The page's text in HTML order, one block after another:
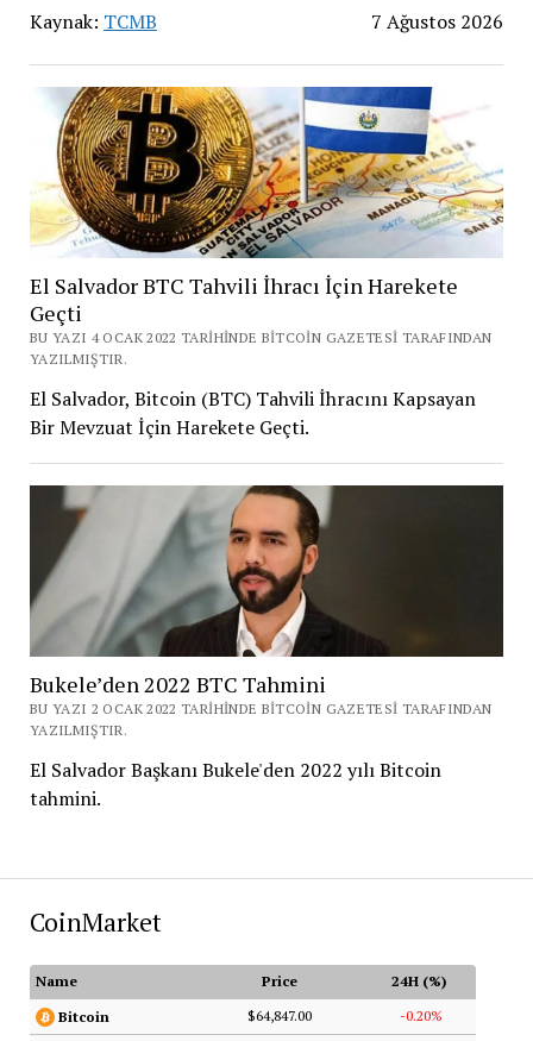
CoinMarket
Name Price
24H (%)
Bitcoin
$64,847.00 -0.20%
Kaynak: TCMB 7 Ağustos 2026
El Salvador BTC Tahvili İhracı İçin Harekete
Geçti
BU YAZI 4 OCAK 2022 TARIHINDE BITCOIN GAZETESI TARAFINDAN
YAZILMIŞTIR.
El Salvador, Bitcoin (BTC) Tahvili İhracını Kapsayan
Bir Mevzuat İçin Harekete Geçti.
Bukele’den 2022 BTC Tahmini
BU YAZI 2 OCAK 2022 TARIHINDE BITCOIN GAZETESI TARAFINDAN
YAZILMIŞTIR.
El Salvador Başkanı Bukele'den 2022 yılı Bitcoin
tahmini.